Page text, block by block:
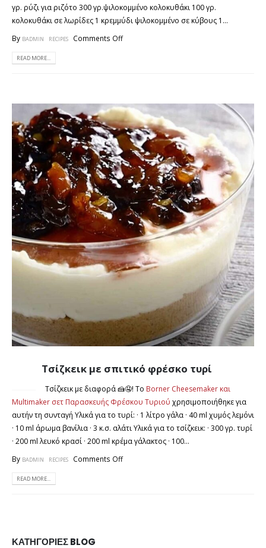
γρ. ρύζι για ριζότο 300 γρ.ψιλοκομμένο κολοκυθάκι 100 γρ.
κολοκυθάκι σε λωρίδες 1 κρεμμύδι ψιλοκομμένο σε κύβους 1...
By BADMIN RECIPES Comments Off
READ MORE...
Τσίζκεικ με σπιτικό φρέσκο τυρί
Τσίζκεικ με διαφορά 🍰🤤! Το Borner Cheesemaker και
Multimaker σετ Παρασκευής Φρέσκου Τυριού χρησιμοποιήθηκε για
αυτήν τη συνταγή Υλικά για το τυρί: · 1 λίτρο γάλα · 40 ml χυμός λεμόνι
· 10 ml άρωμα βανίλια · 3 κ.σ. αλάτι Υλικά για το τσίζκεικ: · 300 γρ. τυρί
· 200 ml λευκό κρασί · 200 ml κρέμα γάλακτος · 100...
By BADMIN RECIPES Comments Off
READ MORE...
ΚΑΤΗΓΟΡΊΕΣ BLOG